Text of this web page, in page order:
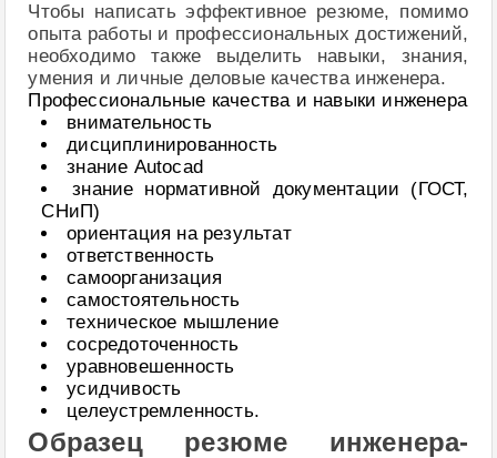
Чтобы написать эффективное резюме, помимо
опыта работы и профессиональных достижений,
необходимо также выделить навыки, знания,
умения и личные деловые качества инженера.
Профессиональные качества и навыки инженера
внимательность
дисциплинированность
знание Autocad
знание нормативной документации (ГОСТ,
СНиП)
ориентация на результат
ответственность
самоорганизация
самостоятельность
техническое мышление
сосредоточенность
уравновешенность
усидчивость
целеустремленность.
Образец резюме инженера-